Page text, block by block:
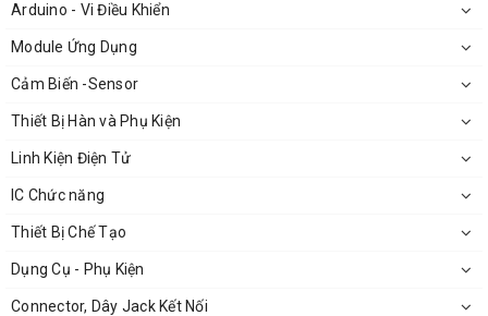
Arduino - Vi Điều Khiển
Module Ứng Dụng
Cảm Biến -Sensor
Thiết Bị Hàn và Phụ Kiện
Linh Kiện Điện Tử
IC Chức năng
Thiết Bị Chế Tạo
Dụng Cụ - Phụ Kiện
Connector, Dây Jack Kết Nối